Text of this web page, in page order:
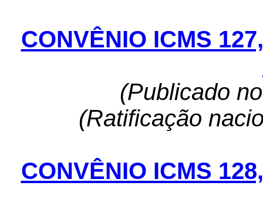
CONVÊNIO ICMS
(Publicado
(Ratificação
CONVÊNIO ICMS